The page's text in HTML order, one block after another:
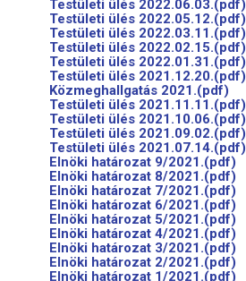
Testületi ülés 2022.06.03.(pdf)
Testületi ülés 2022.05.12.(pdf)
Testületi ülés 2022.03.11.(pdf)
Testületi ülés 2022.02.15.(pdf)
Testületi ülés 2022.01.31.(pdf)
Testületi ülés 2021.12.20.(pdf)
Közmeghallgatás 2021.(pdf)
Testületi ülés 2021.11.11.(pdf)
Testületi ülés 2021.10.06.(pdf)
Testületi ülés 2021.09.02.(pdf)
Testületi ülés 2021.07.14.(pdf)
Elnöki határozat 9/2021.(pdf)
Elnöki határozat 8/2021.(pdf)
Elnöki határozat 7/2021.(pdf)
Elnöki határozat 6/2021.(pdf)
Elnöki határozat 5/2021.(pdf)
Elnöki határozat 4/2021.(pdf)
Elnöki határozat 3/2021.(pdf)
Elnöki határozat 2/2021.(pdf)
Elnöki határozat 1/2021.(pdf)